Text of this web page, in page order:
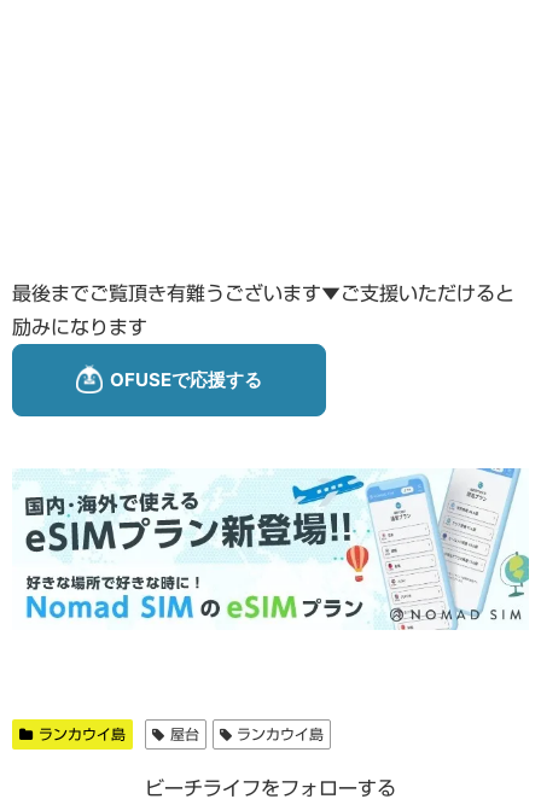
最後までご覧頂き有難うございます▼ご支援いただけると
励みになります
ランカウイ島 屋台 ランカウイ島
ビーチライフをフォローする